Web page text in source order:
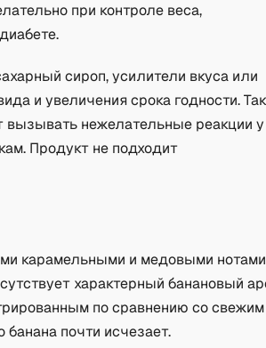
при контроле веса,
сироп, усилители вкуса или
и увеличения срока годности.
вызывать нежелательные реакции
Продукт не подходит
карамельными и медовыми
характерный банановый
по сравнению со свежим
почти исчезает.